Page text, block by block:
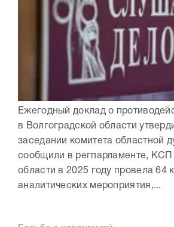
Ежегодный доклад о
в Волгоградской области
заседании комитета областной
сообщили в регпарламенте, КСП
области в 2025 году провела 64
аналитических мероприятия,...